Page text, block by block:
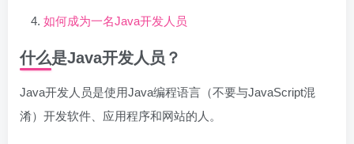
如何成为一名Java开发人员
什么是Java开发人员？
Java开发人员是使用Java编程语言（不要与JavaScript混
淆）开发软件、应用程序和网站的人。